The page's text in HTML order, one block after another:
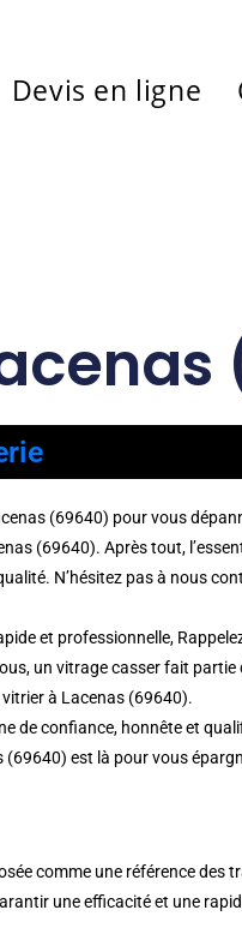
Devis en ligne
(69640) pour vous
(69640). Après tout,
N’hésitez pas à nous
et professionnelle,
un vitrage casser fait
à Lacenas (69640).
de confiance, honnête et
(69640) est là pour vous
comme une référence des
une efficacité et une